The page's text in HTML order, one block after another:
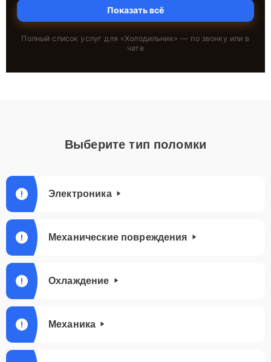
Показать всё
Полный список услуг для «Холодильник» — по звонку или в
чате
Выберите тип поломки
Электроника
Механические повреждения
Охлаждение
Механика